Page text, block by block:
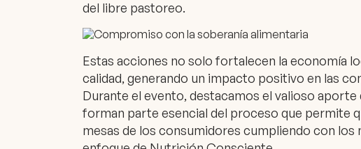
del libre pastoreo.
Estas acciones no solo fortalecen la economía
calidad, generando un impacto positivo en las
Durante el evento, destacamos el valioso aporte
forman parte esencial del proceso que permite
mesas de los consumidores cumpliendo con los